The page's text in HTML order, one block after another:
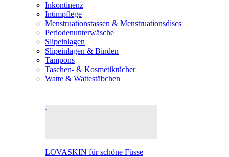
Inkontinenz
Intimpflege
Menstruationstassen & Menstruationsdiscs
Periodenunterwäsche
Slipeinlagen
Slipeinlagen & Binden
Tampons
Taschen- & Kosmetiktücher
Watte & Wattestäbchen
LOVASKIN für schöne Füsse